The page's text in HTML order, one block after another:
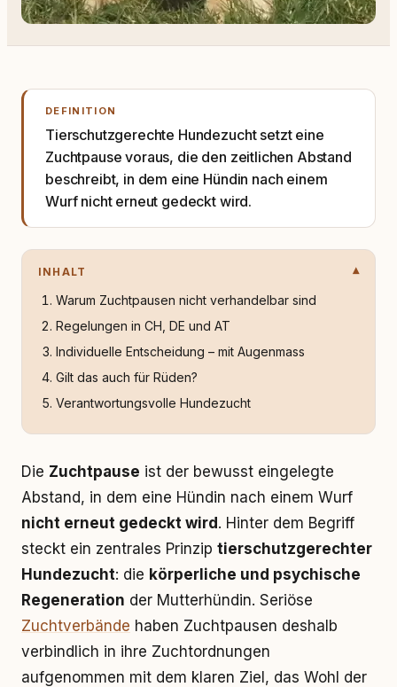
DEFINITION
Tierschutzgerechte Hundezucht setzt eine
Zuchtpause voraus, die den zeitlichen Abstand
beschreibt, in dem eine Hündin nach einem
Wurf nicht erneut gedeckt wird.
INHALT
Warum Zuchtpausen nicht verhandelbar sind
Regelungen in CH, DE und AT
Individuelle Entscheidung – mit Augenmass
Gilt das auch für Rüden?
Verantwortungsvolle Hundezucht
Die Zuchtpause ist der bewusst eingelegte
Abstand, in dem eine Hündin nach einem Wurf
nicht erneut gedeckt wird . Hinter dem Begriff
steckt ein zentrales Prinzip tierschutzgerechter
Hundezucht: die körperliche und psychische
Regeneration der Mutterhündin. Seriöse
Zuchtverbände haben Zuchtpausen deshalb
verbindlich in ihre Zuchtordnungen
aufgenommen mit dem klaren Ziel, das Wohl der